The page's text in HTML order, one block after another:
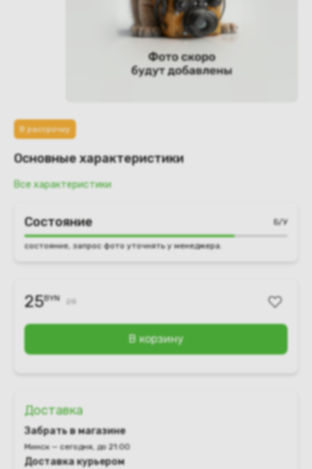
В рассрочку
Основные характеристики
Все характеристики
Состояние Б/У
состояние, запрос фото уточнять у менеджера.
25BYN 28
В корзину
Доставка
Забрать в магазине
Минск — сегодня, до 21:00
Доставка курьером